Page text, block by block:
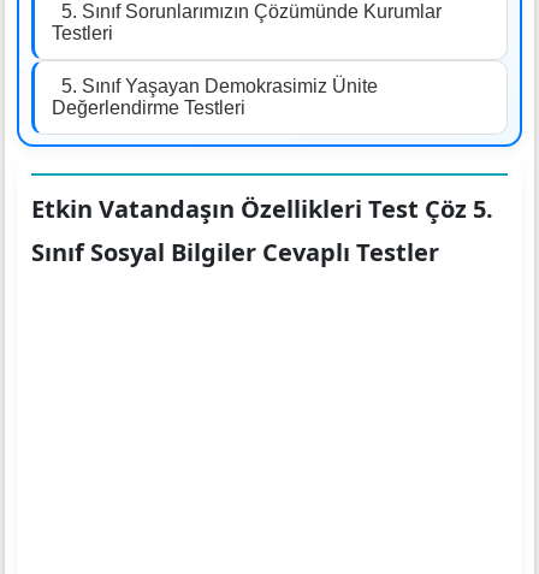
5. Sınıf Sorunlarımızın Çözümünde Kurumlar
Testleri
5. Sınıf Yaşayan Demokrasimiz Ünite
Değerlendirme Testleri
Etkin Vatandaşın Özellikleri Test Çöz 5.
Sınıf Sosyal Bilgiler Cevaplı Testler